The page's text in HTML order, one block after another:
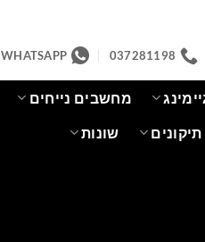
037281198
WHATSAPP
מחשבים נייחים
שונות